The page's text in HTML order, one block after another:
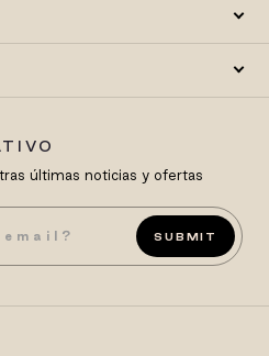
últimas noticias y ofertas
SUBMIT